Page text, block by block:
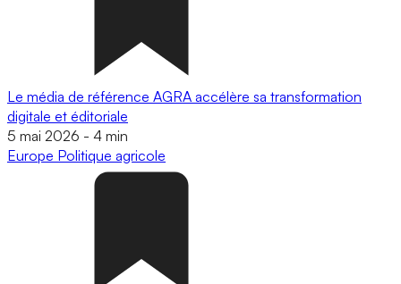
Le média de référence AGRA accélère sa transformation
digitale et éditoriale
5 mai 2026 - 4 min
Europe Politique agricole